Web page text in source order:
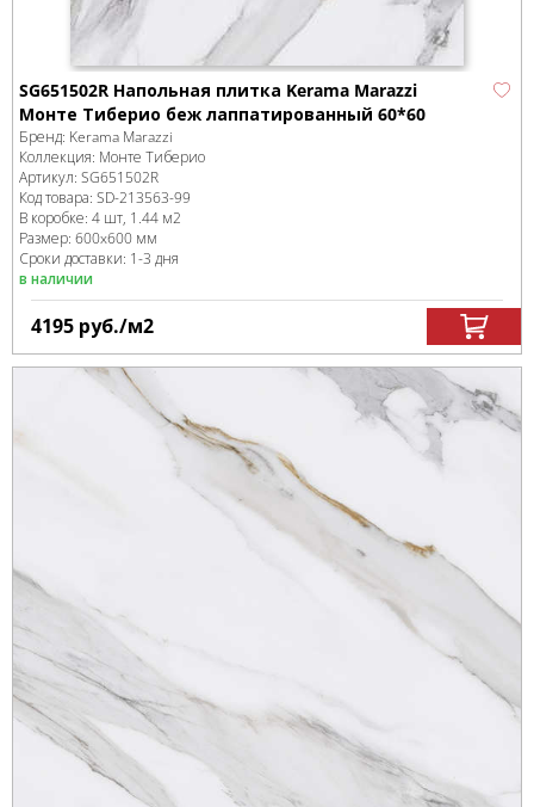
SG651502R Напольная плитка Kerama Marazzi
Монте Тиберио беж лаппатированный 60*60
Бренд: Kerama Marazzi
Коллекция: Монте Тиберио
Артикул: SG651502R
Код товара: SD-213563-99
В коробке: 4 шт, 1.44 м2
Размер: 600x600 мм
Сроки доставки: 1-3 дня
в наличии
4195 руб./м2